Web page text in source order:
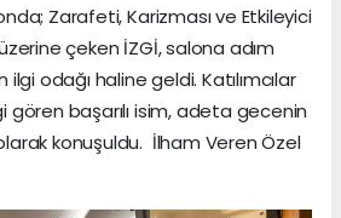
Zarafeti, Karizması ve Etkileyici
çeken İZGİ, salona adım
odağı haline geldi. Katılımcılar
gören başarılı isim, adeta gecenin
konuşuldu. İlham Veren Özel